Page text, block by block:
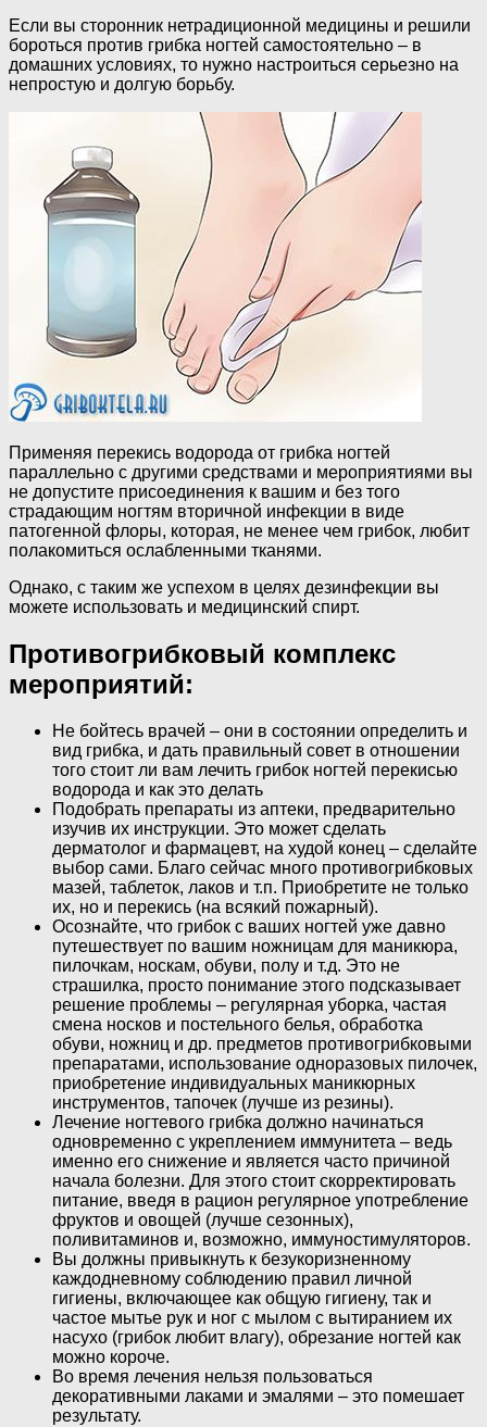
Если вы сторонник нетрадиционной медицины и решили
бороться против грибка ногтей самостоятельно – в
домашних условиях, то нужно настроиться серьезно на
непростую и долгую борьбу.
Применяя перекись водорода от грибка ногтей
параллельно с другими средствами и мероприятиями вы
не допустите присоединения к вашим и без того
страдающим ногтям вторичной инфекции в виде
патогенной флоры, которая, не менее чем грибок, любит
полакомиться ослабленными тканями.
Однако, с таким же успехом в целях дезинфекции вы
можете использовать и медицинский спирт.
Противогрибковый комплекс
мероприятий:
Не бойтесь врачей – они в состоянии определить и
вид грибка, и дать правильный совет в отношении
того стоит ли вам лечить грибок ногтей перекисью
водорода и как это делать
Подобрать препараты из аптеки, предварительно
изучив их инструкции. Это может сделать
дерматолог и фармацевт, на худой конец – сделайте
выбор сами. Благо сейчас много противогрибковых
мазей, таблеток, лаков и т.п. Приобретите не только
их, но и перекись (на всякий пожарный).
Осознайте, что грибок с ваших ногтей уже давно
путешествует по вашим ножницам для маникюра,
пилочкам, носкам, обуви, полу и т.д. Это не
страшилка, просто понимание этого подсказывает
решение проблемы – регулярная уборка, частая
смена носков и постельного белья, обработка
обуви, ножниц и др. предметов противогрибковыми
препаратами, использование одноразовых пилочек,
приобретение индивидуальных маникюрных
инструментов, тапочек (лучше из резины).
Лечение ногтевого грибка должно начинаться
одновременно с укреплением иммунитета – ведь
именно его снижение и является часто причиной
начала болезни. Для этого стоит скорректировать
питание, введя в рацион регулярное употребление
фруктов и овощей (лучше сезонных),
поливитаминов и, возможно, иммуностимуляторов.
Вы должны привыкнуть к безукоризненному
каждодневному соблюдению правил личной
гигиены, включающее как общую гигиену, так и
частое мытье рук и ног с мылом с вытиранием их
насухо (грибок любит влагу), обрезание ногтей как
можно короче.
Во время лечения нельзя пользоваться
декоративными лаками и эмалями – это помешает
результату.